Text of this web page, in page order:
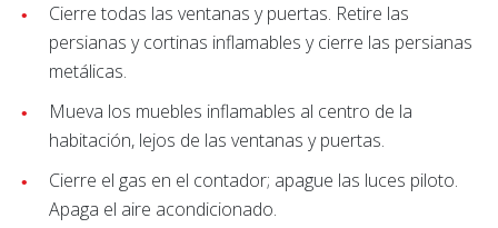
Cierre todas las ventanas y puertas. Retire las
persianas y cortinas inflamables y cierre las persianas
metálicas.
Mueva los muebles inflamables al centro de la
habitación, lejos de las ventanas y puertas.
Cierre el gas en el contador; apague las luces piloto.
Apaga el aire acondicionado.